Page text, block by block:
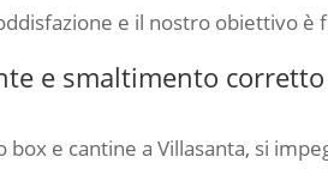
e il nostro obiettivo
e smaltimento
box e cantine a Villasanta, si